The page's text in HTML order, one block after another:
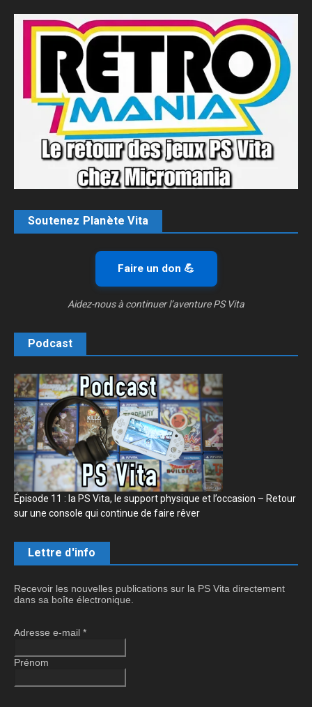
Soutenez Planète Vita
Faire un don 💪
Aidez-nous à continuer l’aventure PS Vita
Podcast
Épisode 11 : la PS Vita, le support physique et l’occasion – Retour
sur une console qui continue de faire rêver
Lettre d'info
Recevoir les nouvelles publications sur la PS Vita directement
dans sa boîte électronique.
Adresse e-mail *
Prénom